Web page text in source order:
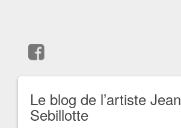
Le blog de l’artiste Jean
Sebillotte